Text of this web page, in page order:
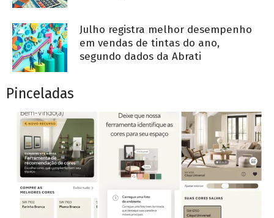
Julho registra melhor desempenho
em vendas de tintas do ano,
segundo dados da Abrati
Pinceladas